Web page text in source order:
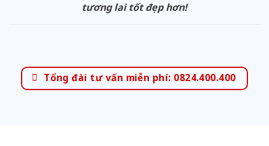
tương lai tốt đẹp hơn!
Tổng đài tư vấn miễn phí: 0824.400.400